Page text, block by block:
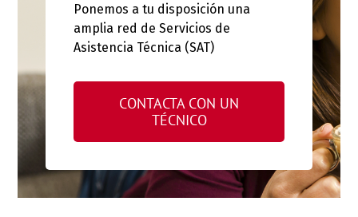
Ponemos a tu disposición una
amplia red de Servicios de
Asistencia Técnica (SAT)
CONTACTA CON UN
TÉCNICO